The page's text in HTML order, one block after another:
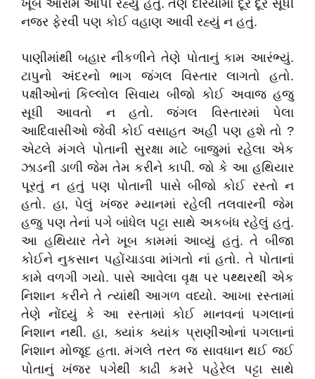
ખૂબ આરામ આપી રહ્યું હતું. તેણે દરિયામાં દૂર દૂર સૂધી
નજર ફેરવી પણ કોઈ વહાણ આવી રહ્યું ન હતું.
પાણીમાંથી બહાર નીકળીને તેણે પોતાનું કામ આરંભ્યું.
ટાપુનો અંદરનો ભાગ જંગલ વિસ્તાર લાગતો હતો.
પક્ષીઓનાં કિલ્લોલ સિવાય બીજો કોઈ અવાજ હજુ
સૂધી આવતો ન હતો. જંગલ વિસ્તારમાં પેલા
આદિવાસીઓ જેવી કોઈ વસાહત અહીં પણ હશે તો ?
એટલે મંગલે પોતાની સુરક્ષા માટે બાજુમાં રહેલા એક
ઝાડની ડાળી જેમ તેમ કરીને કાપી. જો કે આ હથિયાર
પૂરતું ન હતું પણ પોતાની પાસે બીજો કોઈ રસ્તો ન
હતો. હા, પેલું ખંજર મ્યાનમાં રહેલી તલવારની જેમ
હજુ પણ તેનાં પગે બાંધેલ પટ્ટા સાથે અકબંધ રહેલું હતું.
આ હથિયાર તેને ખૂબ કામમાં આવ્યું હતું. તે બીજા
કોઈને નુકસાન પહોંચાડવા માંગતો નાં હતો. તે પોતાનાં
કામે વળગી ગયો. પાસે આવેલા વૃક્ષ પર પથ્થરથી એક
નિશાન કરીને તે ત્યાંથી આગળ વધ્યો. આખા રસ્તામાં
તેણે નોંધ્યું કે આ રસ્તામાં કોઈ માનવનાં પગલાનાં
નિશાન નથી. હા, ક્યાંક ક્યાંક પ્રાણીઓનાં પગલાનાં
નિશાન મોજૂદ હતા. મંગલે તરત જ સાવધાન થઈ જઈ
પોતાનું ખંજર પગેથી કાઢી કમરે પહેરેલ પટ્ટા સાથે